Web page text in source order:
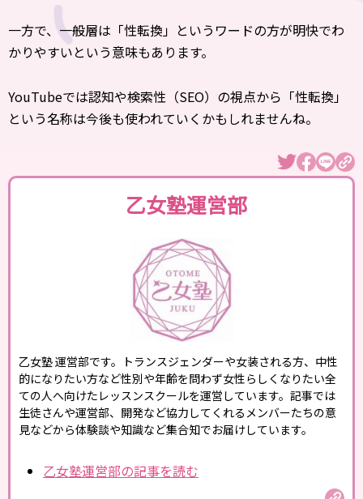
一方で、一般層は「性転換」というワードの方が明快でわ
かりやすいという意味もあります。
YouTubeでは認知や検索性（SEO）の視点から「性転換」
という名称は今後も使われていくかもしれませんね。
乙女塾運営部
乙女塾 運営部です。トランスジェンダーや女装される方、中性
的になりたい方など性別や年齢を問わず女性らしくなりたい全
ての人へ向けたレッスンスクールを運営しています。記事では
生徒さんや運営部、開発など協力してくれるメンバーたちの意
見などから体験談や知識など集合知でお届けしています。
乙女塾運営部の記事を読む